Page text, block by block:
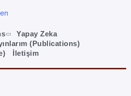
Yapay Zeka
(Publications)
İletişim